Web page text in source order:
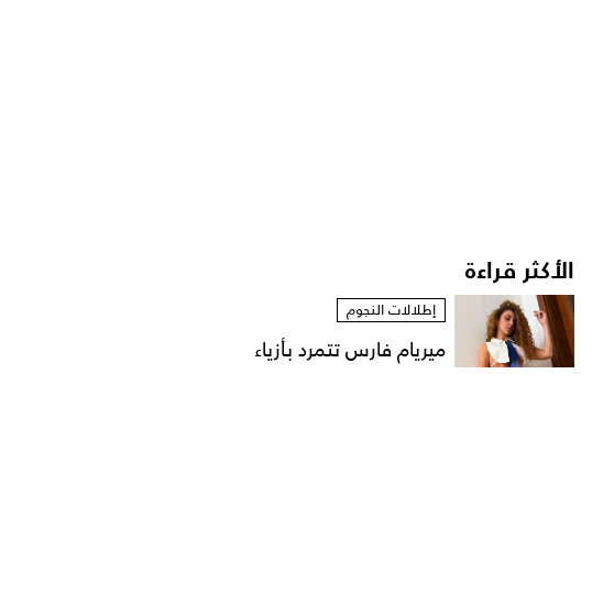
الأكثر قراءة
إطلالات النجوم
ميريام فارس تتمرد بأزياء